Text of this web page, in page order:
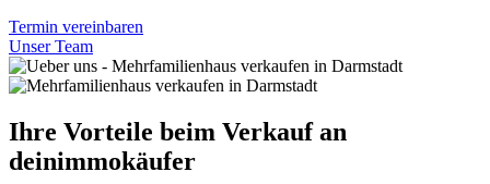
Termin vereinbaren
Unser Team
Ihre Vorteile beim Verkauf an
deinimmokäufer